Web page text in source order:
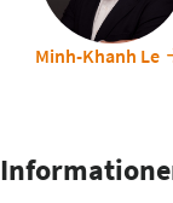
Minh-Khanh Le